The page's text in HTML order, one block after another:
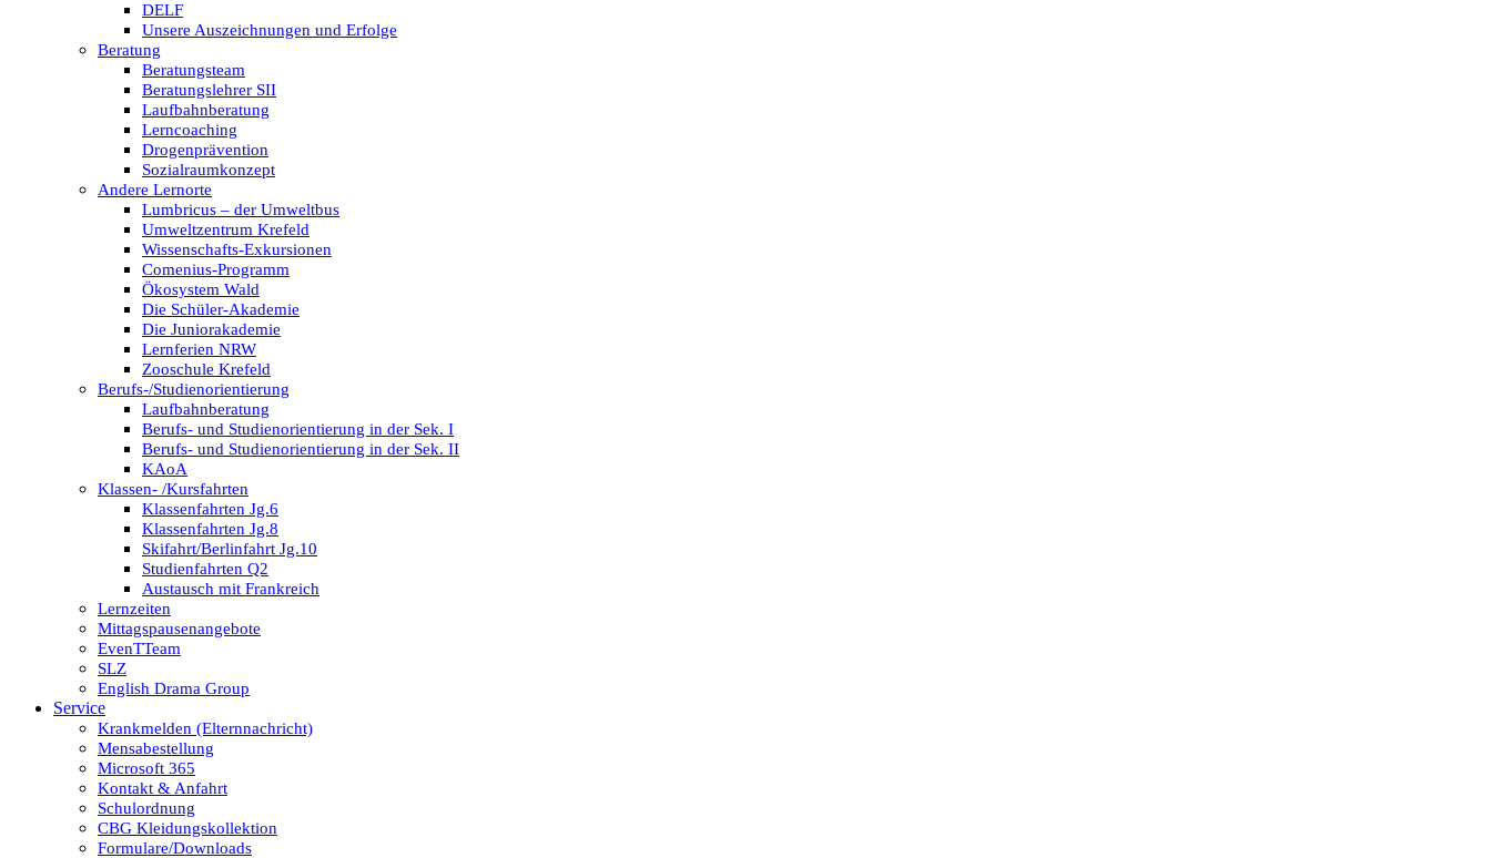
DELF
Unsere Auszeichnungen und Erfolge
Beratung
Beratungsteam
Beratungslehrer SII
Laufbahnberatung
Lerncoaching
Drogenprävention
Sozialraumkonzept
Andere Lernorte
Lumbricus – der Umweltbus
Umweltzentrum Krefeld
Wissenschafts-Exkursionen
Comenius-Programm
Ökosystem Wald
Die Schüler-Akademie
Die Juniorakademie
Lernferien NRW
Zooschule Krefeld
Berufs-/Studienorientierung
Laufbahnberatung
Berufs- und Studienorientierung in der Sek. I
Berufs- und Studienorientierung in der Sek. II
KAoA
Klassen- /Kursfahrten
Klassenfahrten Jg.6
Klassenfahrten Jg.8
Skifahrt/Berlinfahrt Jg.10
Studienfahrten Q2
Austausch mit Frankreich
Lernzeiten
Mittagspausenangebote
EvenTTeam
SLZ
English Drama Group
Service
Krankmelden (Elternnachricht)
Mensabestellung
Microsoft 365
Kontakt & Anfahrt
Schulordnung
CBG Kleidungskollektion
Formulare/Downloads